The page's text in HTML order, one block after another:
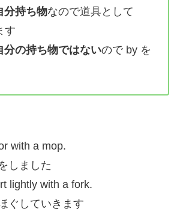
分持ち物なので道具として
す
分の持ち物ではないので by を
with a mop.
しました
lightly with a fork.
ぐしていきます